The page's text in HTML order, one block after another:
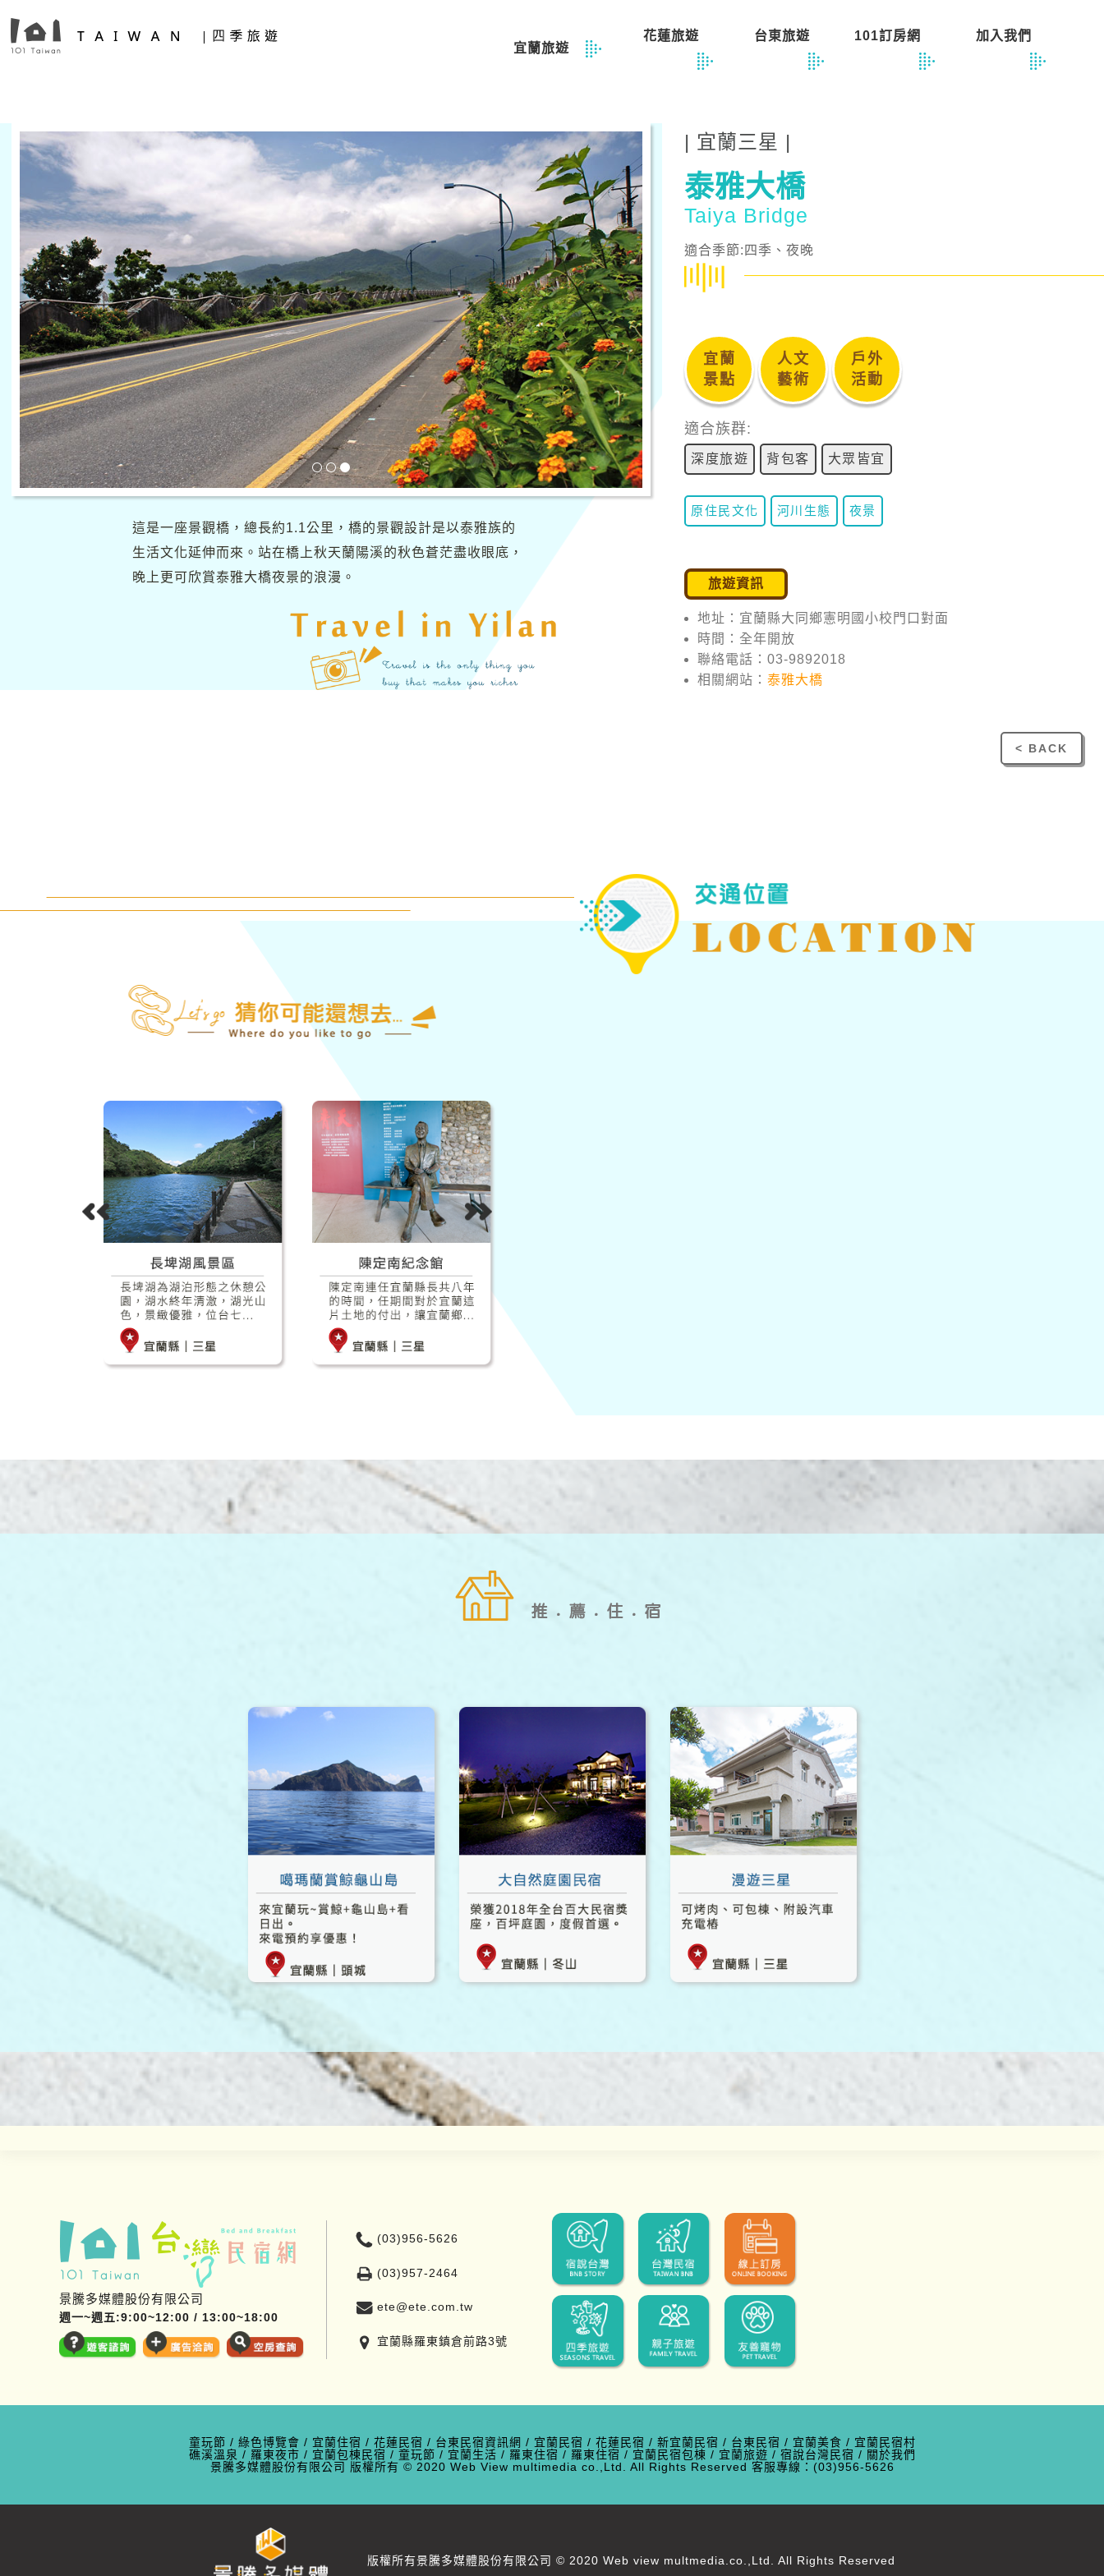
宜蘭旅遊
花蓮旅遊 台東旅遊 101訂房網 加入我們
這是一座景觀橋，總長約1.1公里，橋的景觀設計是以泰雅族的
生活文化延伸而來。站在橋上秋天蘭陽溪的秋色蒼茫盡收眼底，
晚上更可欣賞泰雅大橋夜景的浪漫。
| 宜蘭三星 |
泰雅大橋
Taiya Bridge
適合季節:四季、夜晚
宜蘭
景點
人文
藝術
戶外
活動
適合族群:
深度旅遊 背包客 大眾皆宜
原住民文化 河川生態 夜景
旅遊資訊
地址：宜蘭縣大同鄉憲明國小校門口對面
時間：全年開放
聯絡電話：03-9892018
相關網站： 泰雅大橋
< BACK
景騰多媒體股份有限公司
週一~週五:9:00~12:00 / 13:00~18:00
(03)956-5626
(03)957-2464
ete@ete.com.tw
宜蘭縣羅東鎮倉前路3號
童玩節 / 綠色博覽會 / 宜蘭住宿 / 花蓮民宿 / 台東民宿資訊網 / 宜蘭民宿 / 花蓮民宿 / 新宜蘭民宿 / 台東民宿 / 宜蘭美食 / 宜蘭民宿村
礁溪溫泉 / 羅東夜市 / 宜蘭包棟民宿 / 童玩節 / 宜蘭生活 / 羅東住宿 / 羅東住宿 / 宜蘭民宿包棟 / 宜蘭旅遊 / 宿說台灣民宿 / 關於我們
景騰多媒體股份有限公司 版權所有 © 2020 Web View multimedia co.,Ltd. All Rights Reserved 客服專線：(03)956-5626
版權所有景騰多媒體股份有限公司 © 2020 Web view multmedia.co.,Ltd. All Rights Reserved